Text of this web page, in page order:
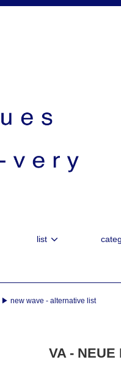
list
▶ new wave - alternative list
VA -